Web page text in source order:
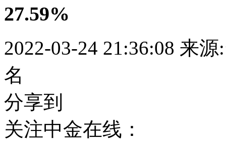
27.59%
2022-03-24 21:36:08 来源
名
分享到
关注中金在线：